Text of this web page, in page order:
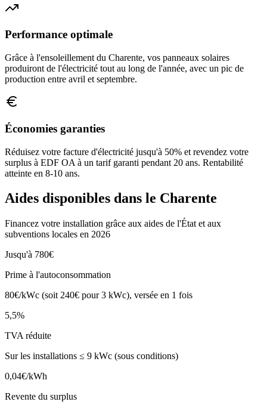
Performance optimale
Grâce à l'ensoleillement du Charente, vos panneaux solaires
produiront de l'électricité tout au long de l'année, avec un pic de
production entre avril et septembre.
Économies garanties
Réduisez votre facture d'électricité jusqu'à 50% et revendez votre
surplus à EDF OA à un tarif garanti pendant 20 ans. Rentabilité
atteinte en 8-10 ans.
Aides disponibles dans le Charente
Financez votre installation grâce aux aides de l'État et aux
subventions locales en 2026
Jusqu'à 780€
Prime à l'autoconsommation
80€/kWc (soit 240€ pour 3 kWc), versée en 1 fois
5,5%
TVA réduite
Sur les installations ≤ 9 kWc (sous conditions)
0,04€/kWh
Revente du surplus